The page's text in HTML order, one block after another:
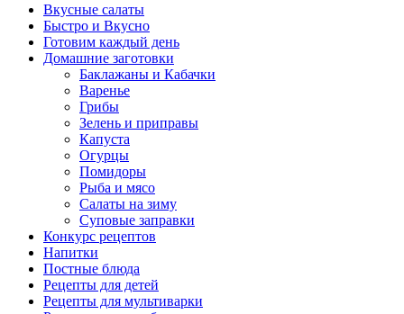
Вкусные салаты
Быстро и Вкусно
Готовим каждый день
Домашние заготовки
Баклажаны и Кабачки
Варенье
Грибы
Зелень и приправы
Капуста
Огурцы
Помидоры
Рыба и мясо
Салаты на зиму
Суповые заправки
Конкурс рецептов
Напитки
Постные блюда
Рецепты для детей
Рецепты для мультиварки